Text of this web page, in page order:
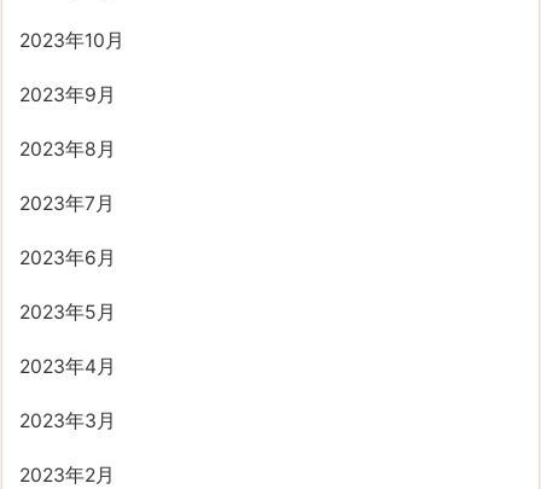
2023年10月
2023年9月
2023年8月
2023年7月
2023年6月
2023年5月
2023年4月
2023年3月
2023年2月